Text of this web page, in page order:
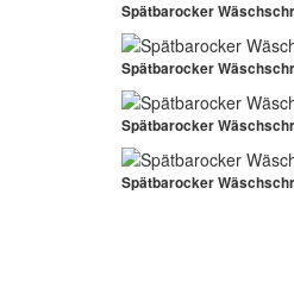
Spätbarocker
Spätbarocker
Spätbarocker
Spätbarocker